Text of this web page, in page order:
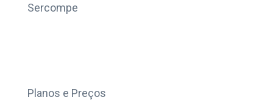
Sercompe
Planos e Preços